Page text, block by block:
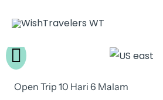
Open Trip 10 Hari 6 Malam